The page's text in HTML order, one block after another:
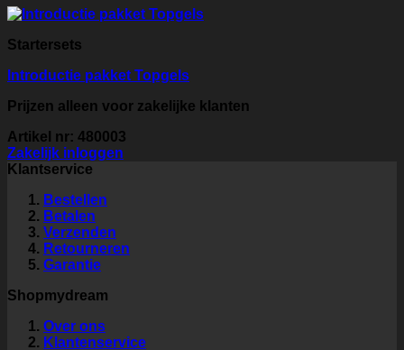
Startersets
Introductie pakket Topgels
Prijzen alleen voor zakelijke klanten
Artikel nr: 480003
Zakelijk inloggen
Klantservice
Bestellen
Betalen
Verzenden
Retourneren
Garantie
Shopmydream
Over ons
Klantenservice